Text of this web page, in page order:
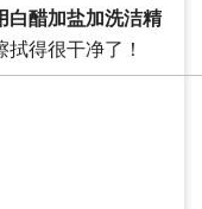
白醋加盐加洗洁精
得很干净了！